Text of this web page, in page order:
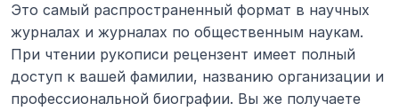
Это самый распространенный формат в научных
журналах и журналах по общественным наукам.
При чтении рукописи рецензент имеет полный
доступ к вашей фамилии, названию организации и
профессиональной биографии. Вы же получаете